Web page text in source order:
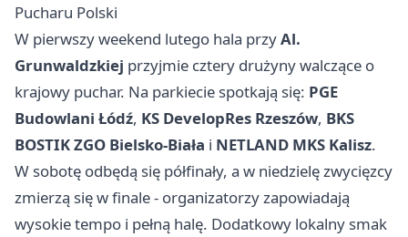
Pucharu Polski
W pierwszy weekend lutego hala przyAl.
Grunwaldzkiej przyjmie cztery drużyny walczące o
krajowy puchar. Na parkiecie spotkają się: PGE
Budowlani Łódź, KS DevelopRes Rzeszów, BKS
BOSTIK ZGO Bielsko-Biała i NETLAND MKS Kalisz.
W sobotę odbędą się półfinały, a w niedzielę zwycięzcy
zmierzą się w finale - organizatorzy zapowiadają
wysokie tempo i pełną halę. Dodatkowy lokalny smak